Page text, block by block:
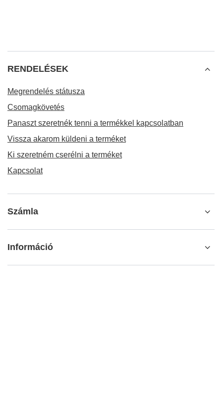
RENDELÉSEK
Megrendelés státusza
Csomagkövetés
Panaszt szeretnék tenni a termékkel kapcsolatban
Vissza akarom küldeni a terméket
Ki szeretném cserélni a terméket
Kapcsolat
Számla
Információ